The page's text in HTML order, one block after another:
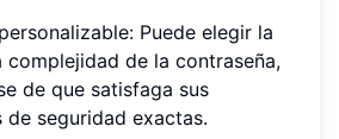
Puede elegir la
complejidad de la contraseña,
de que satisfaga sus
de seguridad exactas.